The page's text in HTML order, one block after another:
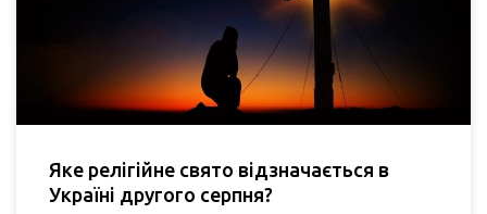
Яке релігійне свято відзначається в
Україні другого серпня?